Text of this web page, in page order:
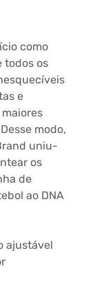
como
todos os
e
modo,
uniu-
os
de
ao DNA
ajustável